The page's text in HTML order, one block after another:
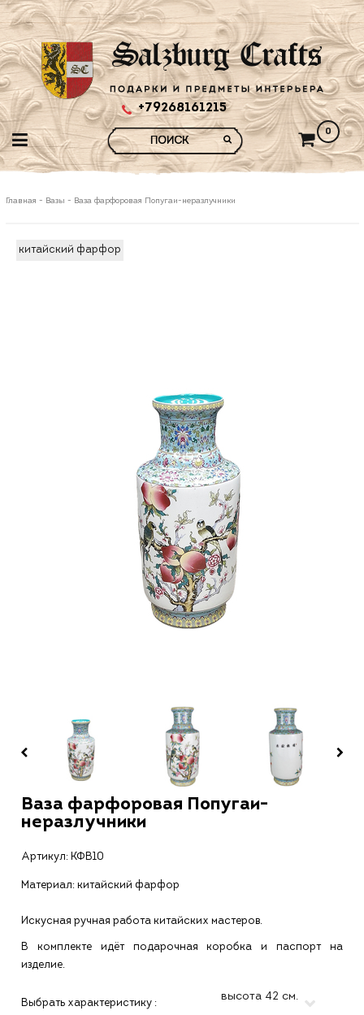
+79268161215
0
Главная - Вазы - Ваза фарфоровая Попугаи-неразлучники
китайский фарфор
Ваза фарфоровая Попугаи-
неразлучники
Артикул: КФВ10
Материал: китайский фарфор
Искусная ручная работа китайских мастеров.
В комплекте идёт подарочная коробка и паспорт на
изделие.
Выбрать характеристику :